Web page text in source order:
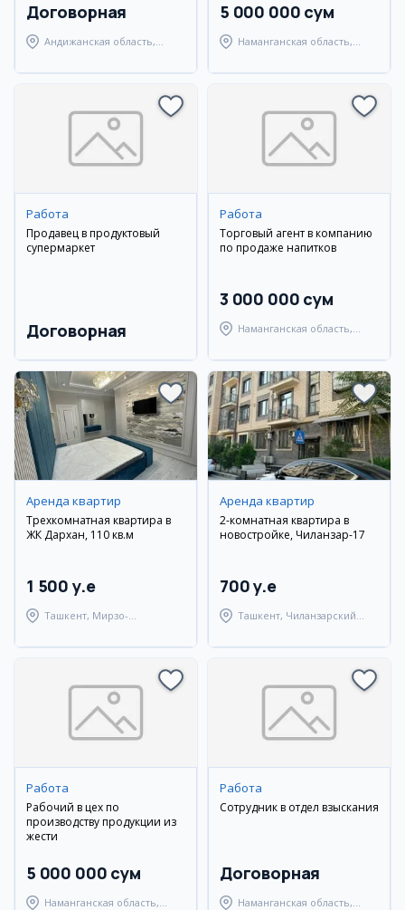
Договорная
Андижанская область,
5 000 000 сум
Наманганская область,
Работа
Продавец в продуктовый
супермаркет
Договорная
Работа
Торговый агент в компанию
по продаже напитков
3 000 000 сум
Наманганская область,
Аренда квартир
Трехкомнатная квартира в
ЖК Дархан, 110 кв.м
1 500 y.e
Ташкент, Мирзо-
Аренда квартир
2-комнатная квартира в
новостройке, Чиланзар-17
700 y.e
Ташкент, Чиланзарский
Работа
Рабочий в цех по
производству продукции из
жести
5 000 000 сум
Наманганская область,
Работа
Сотрудник в отдел взыскания
Договорная
Наманганская область,